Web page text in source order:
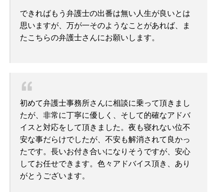
できればもう弁護士の出番は無い人生が良いとは
思いますが、万が一そのようなことがあれば、ま
たこちらの弁護士さんにお願いします。
初めて弁護士事務所さんに相談に乗って頂きまし
たが、非常に丁寧に優しく、そして的確なアドバ
イスと対応をして頂きました。夜も寝れない位不
安な事だらけでしたが、不安も解消されて良かっ
たです。長いお付き合いになりそうですが、安心
してお任せできます。色々アドバイス頂き、あり
がとうございます。